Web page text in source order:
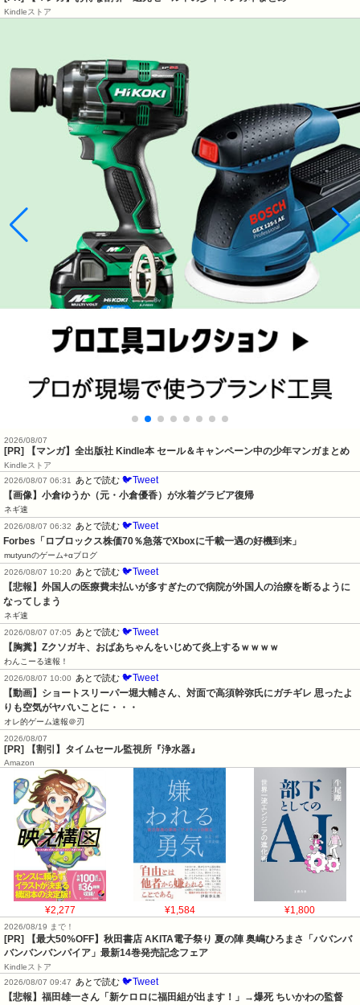
Kindleストア
2026/08/07
[PR] 【マンガ】全出版社 Kindle本 セール＆キャンペーン中の少年マンガまとめ
Kindleストア
2026/08/07 06:31
あとで読む 🐦Tweet
【画像】小倉ゆうか（元・小倉優香）が水着グラビア復帰
ネギ速
2026/08/07 06:32
あとで読む 🐦Tweet
Forbes「ロブロックス株価70％急落でXboxに千載一遇の好機到来」
mutyunのゲーム+αブログ
2026/08/07 10:20
あとで読む 🐦Tweet
【悲報】外国人の医療費未払いが多すぎたので病院が外国人の治療を断るように
なってしまう
ネギ速
2026/08/07 07:05
あとで読む 🐦Tweet
【胸糞】Zクソガキ、おばあちゃんをいじめて炎上するｗｗｗｗ
わんこーる速報！
2026/08/07 10:00
あとで読む 🐦Tweet
【動画】ショートスリーパー堀大輔さん、対面で高須幹弥氏にガチギレ 思ったよ
りも空気がヤバいことに・・・
オレ的ゲーム速報＠刃
2026/08/07
[PR] 【割引】タイムセール監視所『浄水器』
Amazon
¥2,277 ¥1,584 ¥1,800
2026/08/19 まで！
[PR] 【最大50%OFF】秋田書店 AKITA電子祭り 夏の陣 奥嶋ひろまさ「ババンバ
バンバンバンパイア」最新14巻発売記念フェア
Kindleストア
2026/08/07 09:47
あとで読む 🐦Tweet
【悲報】福田雄一さん「新ケロロに福田組が出ます！」→爆死 ちいかわの監督